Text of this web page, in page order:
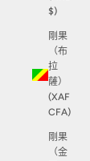
$)
剛果
（布
拉
薩）
(XAF
CFA)
剛果
（金